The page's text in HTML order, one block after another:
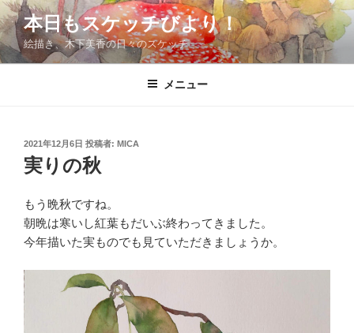
コ
ン
テ
ン
本日もスケッチびより！
絵描き、木下美香の日々のスケッチ
メニュー
投
稿
日:
2021年12月6日 投稿者: MICA
実りの秋
もう晩秋ですね。
朝晩は寒いし紅葉もだいぶ終わってきました。
今年描いた実ものでも見ていただきましょうか。